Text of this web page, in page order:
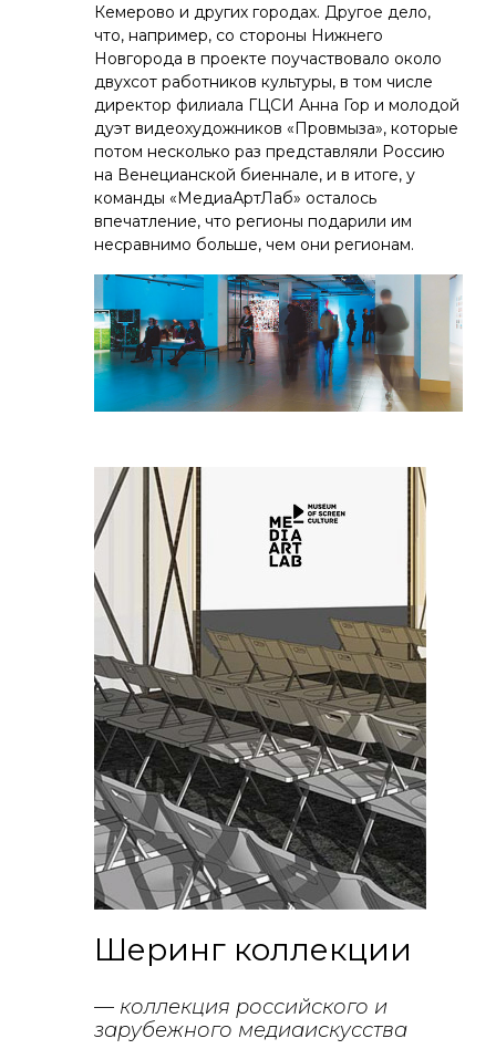
Кемерово и других городах. Другое дело,
что, например, со стороны Нижнего
Новгорода в проекте поучаствовало около
двухсот работников культуры, в том числе
директор филиала ГЦСИ Анна Гор и молодой
дуэт видеохудожников «Провмыза», которые
потом несколько раз представляли Россию
на Венецианской биеннале, и в итоге, у
команды «МедиаАртЛаб» осталось
впечатление, что регионы подарили им
несравнимо больше, чем они регионам.
Шеринг коллекции
— коллекция российского и
зарубежного медиаискусства